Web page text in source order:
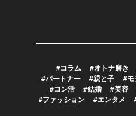
#コラム #オトナ磨き
#パートナー
#親と子 #モ
#コン活
#結婚 #美容
#ファッション
#エンタメ